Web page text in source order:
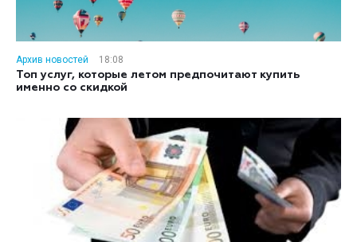
Архив новостей
18:08
Топ услуг, которые летом предпочитают купить
именно со скидкой